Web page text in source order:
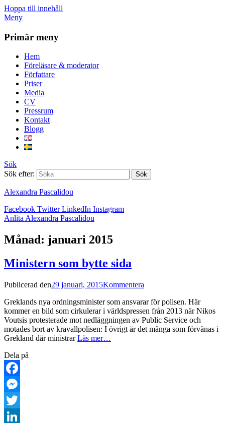
Hoppa till innehåll
Meny
Primär meny
Hem
Föreläsare & moderator
Författare
Priser
Media
CV
Pressrum
Kontakt
Blogg
Sök
Sök efter:
Alexandra Pascalidou
Facebook Twitter LinkedIn Instagram
Anlita Alexandra Pascalidou
Månad: januari 2015
Ministern som bytte sida
Publicerad den29 januari, 2015Kommentera
Greklands nya ordningsminister som ansvarar för polisen. Här
kommer en bild som cirkulerar i världspressen från 2013 när Nikos
Voutsis protesterade mot nedläggningen av Public Service och
motades bort av kravallpolisen: I övrigt är det många som förvånas i
Grekland där ministrarLäs mer…
Dela på
Facebook
Messenger
Twitter